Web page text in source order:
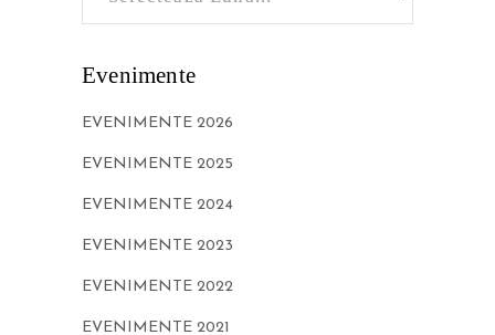
Evenimente
EVENIMENTE 2026
EVENIMENTE 2025
EVENIMENTE 2024
EVENIMENTE 2023
EVENIMENTE 2022
EVENIMENTE 2021